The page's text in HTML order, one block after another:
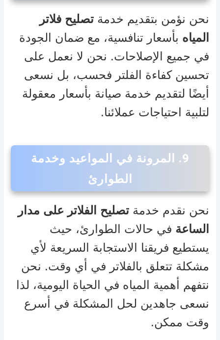
نحن نؤمن بتقديم خدمةتصليح فلاتر
المياه بأسعار تنافسية، مع ضمان الجودة
في جميع الإصلاحات. نحن لا نعمل على
تحسين كفاءة الفلتر فحسب، بل نسعى
أيضًا لتقديم خدمة صيانة بأسعار معقولة
لتلبية احتياجات عملائنا.
9.
المرونة في المواعيد وخدمة
الطوارئ
نحن نقدم خدمةتصليح الفلاتر على مدار
الساعة في حالات الطوارئ، حيث
يستطيع فريقنا الاستجابة السريعة لأي
مشكلة تتعلق بالفلاتر في أي وقت. نحن
نتفهم أهمية المياه في الحياة اليومية، لذا
نسعى جاهدين لحل المشكلة في أسرع
وقت ممكن.